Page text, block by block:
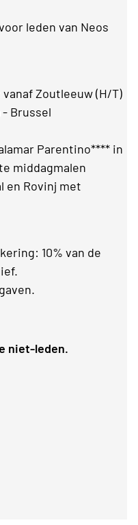
leden van Neos
Zoutleeuw (H/T)
- Brussel
Parentino**** in
middagmalen
en Rovinj met
10% van de
niet-leden.